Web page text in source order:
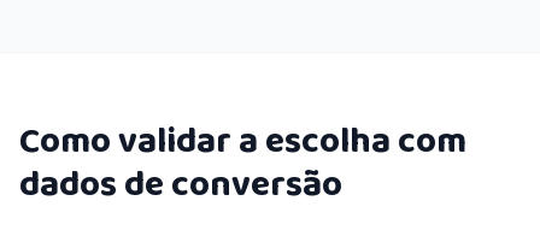
Como validar a escolha com
dados de conversão